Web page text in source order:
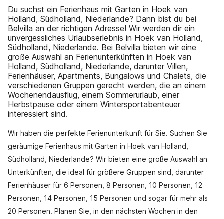
Du suchst ein Ferienhaus mit Garten in Hoek van
Holland, Südholland, Niederlande? Dann bist du bei
Belvilla an der richtigen Adresse! Wir werden dir ein
unvergessliches Urlaubserlebnis in Hoek van Holland,
Südholland, Niederlande. Bei Belvilla bieten wir eine
große Auswahl an Ferienunterkünften in Hoek van
Holland, Südholland, Niederlande, darunter Villen,
Ferienhäuser, Apartments, Bungalows und Chalets, die
verschiedenen Gruppen gerecht werden, die an einem
Wochenendausflug, einem Sommerurlaub, einer
Herbstpause oder einem Wintersportabenteuer
interessiert sind.
Wir haben die perfekte Ferienunterkunft für Sie. Suchen Sie
geräumige Ferienhaus mit Garten in Hoek van Holland,
Südholland, Niederlande? Wir bieten eine große Auswahl an
Unterkünften, die ideal für größere Gruppen sind, darunter
Ferienhäuser für 6 Personen, 8 Personen, 10 Personen, 12
Personen, 14 Personen, 15 Personen und sogar für mehr als
20 Personen. Planen Sie, in den nächsten Wochen in den